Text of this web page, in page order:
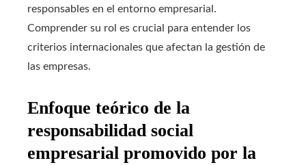
responsables en el entorno empresarial.
Comprender su rol es crucial para entender los
criterios internacionales que afectan la gestión de
las empresas.
Enfoque teórico de la
responsabilidad social
empresarial promovido por la